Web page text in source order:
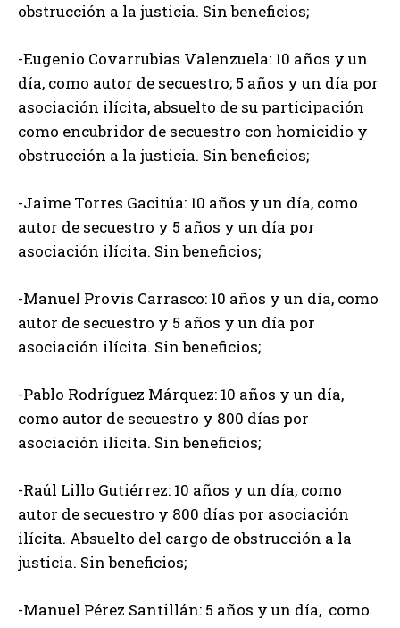
obstrucción a la justicia. Sin beneficios;
-Eugenio Covarrubias Valenzuela: 10 años y un
día, como autor de secuestro; 5 años y un día por
asociación ilícita, absuelto de su participación
como encubridor de secuestro con homicidio y
obstrucción a la justicia. Sin beneficios;
-Jaime Torres Gacitúa: 10 años y un día, como
autor de secuestro y 5 años y un día por
asociación ilícita. Sin beneficios;
-Manuel Provis Carrasco: 10 años y un día, como
autor de secuestro y 5 años y un día por
asociación ilícita. Sin beneficios;
-Pablo Rodríguez Márquez: 10 años y un día,
como autor de secuestro y 800 días por
asociación ilícita. Sin beneficios;
-Raúl Lillo Gutiérrez: 10 años y un día, como
autor de secuestro y 800 días por asociación
ilícita. Absuelto del cargo de obstrucción a la
justicia. Sin beneficios;
-Manuel Pérez Santillán: 5 años y un día, como